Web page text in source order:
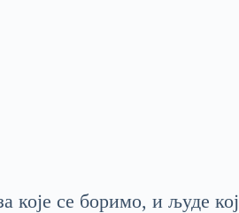
се боримо, и људе